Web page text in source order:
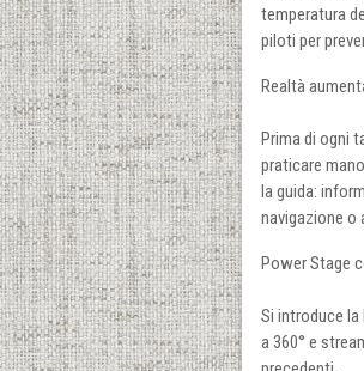
temperatura
piloti per
Realtà
Prima di ogni
praticare
la guida:
navigazione o
Power Stage
Si introduce
a 360° e